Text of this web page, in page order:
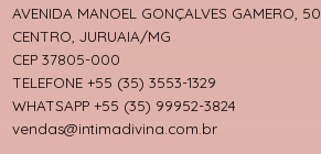
AVENIDA MANOEL GONÇALVES GAMERO, 50
CENTRO, JURUAIA/MG
CEP 37805-000
TELEFONE +55 (35) 3553-1329
WHATSAPP +55 (35) 99952-3824
vendas@intimadivina.com.br